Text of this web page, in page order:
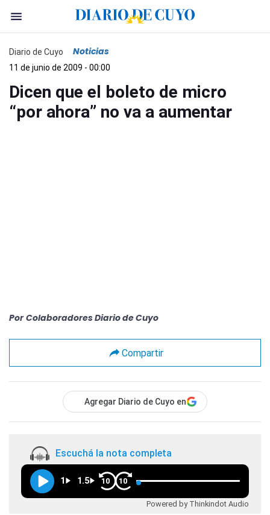
Diario de Cuyo Noticias
11 de junio de 2009 - 00:00
Dicen que el boleto de micro
“por ahora” no va a aumentar
Por Colaboradores Diario de Cuyo
Compartir
Agregar Diario de Cuyo en
Escuchá la nota completa
1 1.5 10 10
Powered by Thinkindot Audio